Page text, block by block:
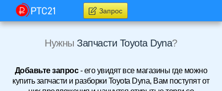
Запрос
Нужны Запчасти Toyota Dyna?
Добавьте запрос- его увидят все магазины где можно
купить запчасти и разборки Toyota Dyna, Вам поступят от